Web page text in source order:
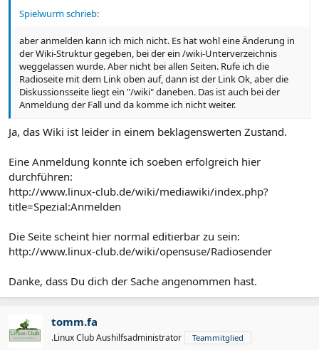
Spielwurm schrieb:
aber anmelden kann ich mich nicht. Es hat wohl eine Änderung in
der Wiki-Struktur gegeben, bei der ein /wiki-Unterverzeichnis
weggelassen wurde. Aber nicht bei allen Seiten. Rufe ich die
Radioseite mit dem Link oben auf, dann ist der Link Ok, aber die
Diskussionsseite liegt ein "/wiki" daneben. Das ist auch bei der
Anmeldung der Fall und da komme ich nicht weiter.
Ja, das Wiki ist leider in einem beklagenswerten Zustand.
Eine Anmeldung konnte ich soeben erfolgreich hier
durchführen:
http://www.linux-club.de/wiki/mediawiki/index.php?
title=Spezial:Anmelden
Die Seite scheint hier normal editierbar zu sein:
http://www.linux-club.de/wiki/opensuse/Radiosender
Danke, dass Du dich der Sache angenommen hast.
tomm.fa
.Linux Club Aushilfsadministrator Teammitglied